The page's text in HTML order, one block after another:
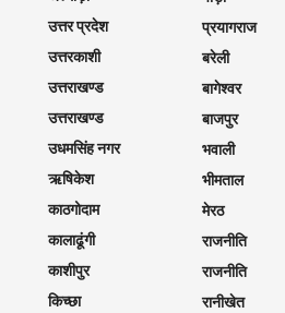
उत्तर प्रदेश
उत्तरकाशी
उत्तराखण्ड
उत्तराखण्ड
उधमसिंह नगर
ऋषिकेश
काठगोदाम
कालाढूंगी
काशीपुर
किच्छा
प्रयागराज
बरेली
बागेश्वर
बाजपुर
भवाली
भीमताल
मेरठ
राजनीति
राजनीति
रानीखेत